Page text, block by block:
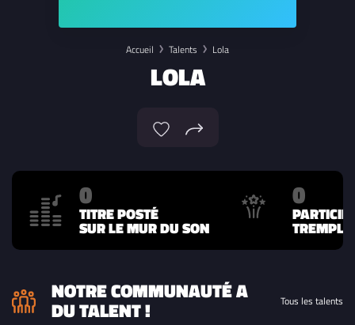
Accueil Talents Lola
LOLA
0
TITRE POSTÉ
SUR LE MUR DU SON
0
NOTRE COMMUNAUTÉ A
DU TALENT ! Tous les talents